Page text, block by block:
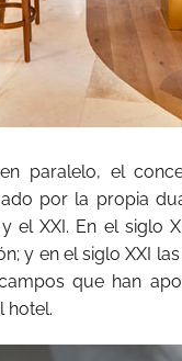
paralelo, el
por la propia
el XXI. En el siglo
y en el siglo XXI
que han
hotel.